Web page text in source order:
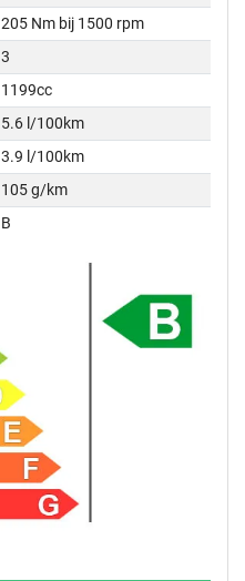
205 Nm bij 1500 rpm
3
1199cc
5.6 l/100km
3.9 l/100km
105 g/km
B